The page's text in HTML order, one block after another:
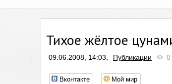
Тихое жёлтое
09.06.2008, 14:03, Публикации 0
Вконтакте Мой мир